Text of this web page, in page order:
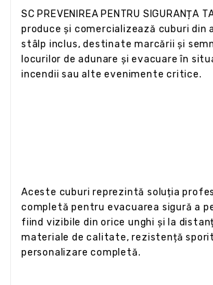
SC PREVENIREA PENTRU SIGURANȚA
produce și comercializează cuburi din
stâlp inclus, destinate marcării și
locurilor de adunare și evacuare în
incendii sau alte evenimente critice.
Aceste cuburi reprezintă soluția
completă pentru evacuarea sigură a
fiind vizibile din orice unghi și la
materiale de calitate, rezistență
personalizare completă.